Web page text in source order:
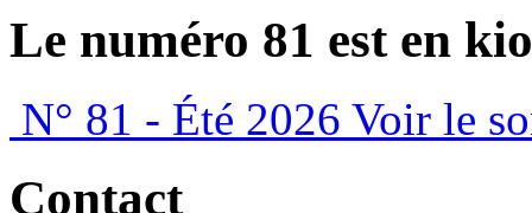
Le numéro 81 est en
N° 81 - Été 2026 Voir le
Contact